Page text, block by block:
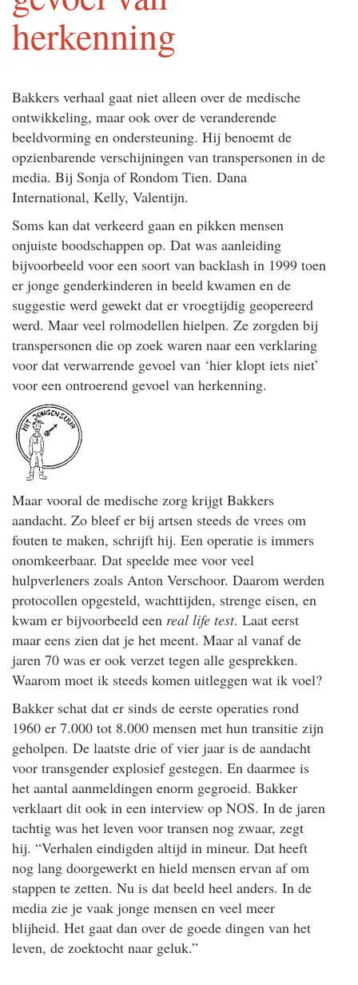
herkenning
Bakkers verhaal gaat niet alleen over de medische
ontwikkeling, maar ook over de veranderende
beeldvorming en ondersteuning. Hij benoemt de
opzienbarende verschijningen van transpersonen in de
media. Bij Sonja of Rondom Tien. Dana
International, Kelly, Valentijn.
Soms kan dat verkeerd gaan en pikken mensen
onjuiste boodschappen op. Dat was aanleiding
bijvoorbeeld voor een soort van backlash in 1999 toen
er jonge genderkinderen in beeld kwamen en de
suggestie werd gewekt dat er vroegtijdig geopereerd
werd. Maar veel rolmodellen hielpen. Ze zorgden bij
transpersonen die op zoek waren naar een verklaring
voor dat verwarrende gevoel van ‘hier klopt iets niet’
voor een ontroerend gevoel van herkenning.
Maar vooral de medische zorg krijgt Bakkers
aandacht. Zo bleef er bij artsen steeds de vrees om
fouten te maken, schrijft hij. Een operatie is immers
onomkeerbaar. Dat speelde mee voor veel
hulpverleners zoals Anton Verschoor. Daarom werden
protocollen opgesteld, wachttijden, strenge eisen, en
kwam er bijvoorbeeld een real life test. Laat eerst
maar eens zien dat je het meent. Maar al vanaf de
jaren 70 was er ook verzet tegen alle gesprekken.
Waarom moet ik steeds komen uitleggen wat ik voel?
Bakker schat dat er sinds de eerste operaties rond
1960 er 7.000 tot 8.000 mensen met hun transitie zijn
geholpen. De laatste drie of vier jaar is de aandacht
voor transgender explosief gestegen. En daarmee is
het aantal aanmeldingen enorm gegroeid. Bakker
verklaart dit ook in een interview op NOS. In de jaren
tachtig was het leven voor transen nog zwaar, zegt
hij. “Verhalen eindigden altijd in mineur. Dat heeft
nog lang doorgewerkt en hield mensen ervan af om
stappen te zetten. Nu is dat beeld heel anders. In de
media zie je vaak jonge mensen en veel meer
blijheid. Het gaat dan over de goede dingen van het
leven, de zoektocht naar geluk.”